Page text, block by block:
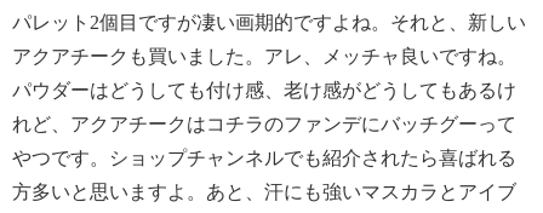
パレット2個目ですが凄い画期的ですよね。それと、新しい
アクアチークも買いました。アレ、メッチャ良いですね。
パウダーはどうしても付け感、老け感がどうしてもあるけ
れど、アクアチークはコチラのファンデにバッチグーって
やつです。ショップチャンネルでも紹介されたら喜ばれる
方多いと思いますよ。あと、汗にも強いマスカラとアイブ